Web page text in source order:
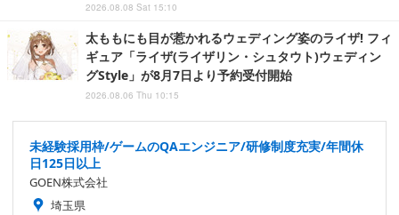
2026.08.08 Sat 15:10
太ももにも目が惹かれるウェディング姿のライザ! フィ
ギュア「ライザ(ライザリン・シュタウト)ウェディン
グStyle」が8月7日より予約受付開始
2026.08.06 Thu 10:15
未経験採用枠/ゲームのQAエンジニア/研修制度充実/年間休
日125日以上
GOEN株式会社
埼玉県